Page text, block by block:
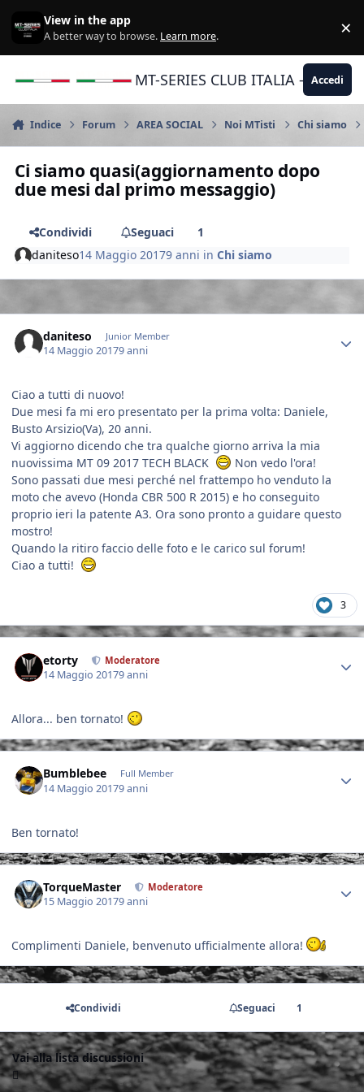
View in the app
A better way to browse. Learn more. ×
MT-SERIES CLUB ITALIA -Accedi
Indice Forum AREA SOCIAL Noi MTisti Chi siamo
Ci siamo quasi(aggiornamento dopo
due mesi dal primo messaggio)
Condividi Seguaci
1
daniteso14 Maggio 20179 anni inChi siamo
daniteso Junior Member
14 Maggio 20179 anni
Ciao a tutti di nuovo!
Due mesi fa mi ero presentato per la prima volta: Daniele,
Busto Arsizio(Va), 20 anni.
Vi aggiorno dicendo che tra qualche giorno arriva la mia
nuovissima MT 09 2017 TECH BLACK
Non vedo l'ora!
Sono passati due mesi perché nel frattempo ho venduto la
moto che avevo (Honda CBR 500 R 2015) e ho conseguito
proprio ieri la patente A3. Ora sono pronto a guidare questo
mostro!
Quando la ritiro faccio delle foto e le carico sul forum!
Ciao a tutti!
3
etorty Moderatore
14 Maggio 20179 anni
Allora... ben tornato!
Bumblebee Full Member
14 Maggio 20179 anni
Ben tornato!
TorqueMaster Moderatore
15 Maggio 20179 anni
Complimenti Daniele, benvenuto ufficialmente allora!
Condividi Seguaci 1
Vai alla lista discussioni